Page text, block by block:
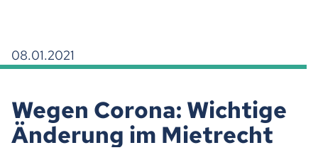
08.01.2021
Wegen Corona: Wichtige
Änderung im Mietrecht